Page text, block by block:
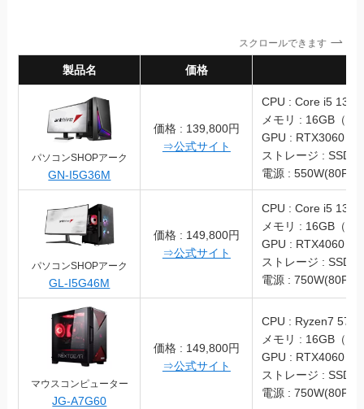
スクロールできます
製品名 価格
パソコンSHOPアーク
GN-I5G36M
価格 : 139,800円
⇒公式サイト
CPU : Core i5
メモリ : 16GB（
GPU : RTX3060
ストレージ : SSD
電源 :
パソコンSHOPアーク
GL-I5G46M
価格 : 149,800円
⇒公式サイト
CPU : Core i5
メモリ : 16GB（
GPU : RTX4060
ストレージ : SSD
電源 :
マウスコンピューター
JG-A7G60
価格 : 149,800円
⇒公式サイト
CPU : Ryzen7
メモリ : 16GB（
GPU : RTX4060
ストレージ : SSD
電源 :